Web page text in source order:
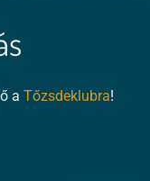
aTőzsdeklubra!